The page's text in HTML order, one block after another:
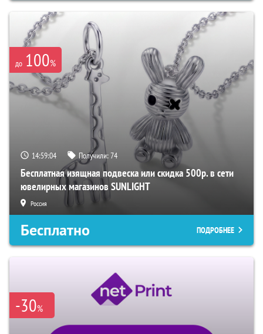
до 100%
14:59:04 Получили:74
Бесплатная изящная подвеска или скидка 500р. в сети
ювелирных магазинов SUNLIGHT
Россия
Бесплатно ПОДРОБНЕЕ
-30%